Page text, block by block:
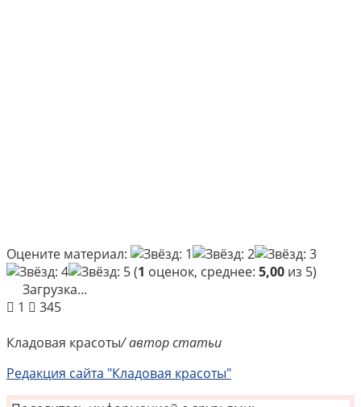
Оцените материал:
(1 оценок, среднее: 5,00 из 5)
Загрузка...
1
345
Кладовая красоты/ автор статьи
Редакция сайта "Кладовая красоты"